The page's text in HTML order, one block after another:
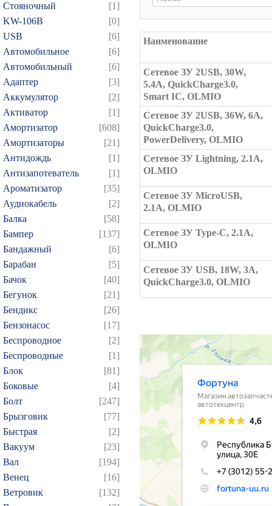
Cтояночный
[1]
KW-106B
[0]
USB
[6]
Автомобильное
[6]
Автомобильный
[6]
Адаптер
[3]
Аккумулятор
[2]
Активатор
[1]
Амортизатор
[608]
Амортизаторы
[21]
Антидождь
[1]
Антизапотеватель
[1]
Ароматизатор
[35]
Аудиокабель
[2]
Балка
[58]
Бампер
[137]
Бандажный
[6]
Барабан
[5]
Бачок
[40]
Бегунок
[21]
Бендикс
[26]
Бензонасос
[17]
Беспроводное
[2]
Беспроводные
[1]
Блок
[81]
Боковые
[4]
Болт
[247]
Брызговик
[77]
Быстрая
[2]
Вакуум
[23]
Вал
[194]
Венец
[16]
Ветровик
[132]
Наименование
Сетевое ЗУ 2USB, 30W,
5.4A, QuickCharge3.0,
Smart IC, OLMIO
Сетевое ЗУ 2USB, 36W, 6A,
QuickCharge3.0,
PowerDelivery, OLMIO
Сетевое ЗУ Lightning, 2.1А,
OLMIO
Сетевое ЗУ MicroUSB,
2.1А, OLMIO
Сетевое ЗУ Type-C, 2.1А,
OLMIO
Сетевое ЗУ USB, 18W, 3A,
QuickCharge3.0, OLMIO